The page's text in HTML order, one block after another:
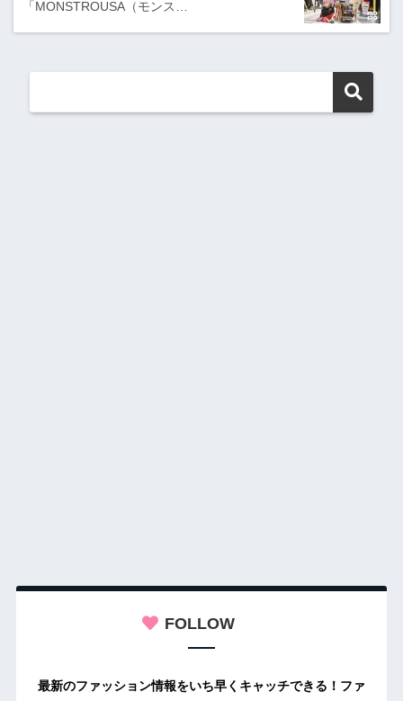
「MONSTROUSA（モンス…
FOLLOW
最新のファッション情報をいち早くキャッチできる！ファ